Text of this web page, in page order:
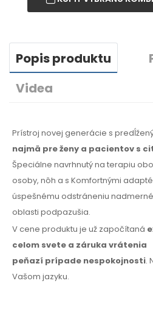
Popis produktu
Videa
Prístroj novej generácie s
najmä pre ženy a pacientov s
Špeciálne navrhnutýna terapiu
osoby, nôh a s Komfortnými
úspešnému odstráneniu
oblasti podpazušia.
V cene produktu je už započítaná
celom svete a záruka vrátenia
peňazí prípade nespokojnosti.
Vašom jazyku.